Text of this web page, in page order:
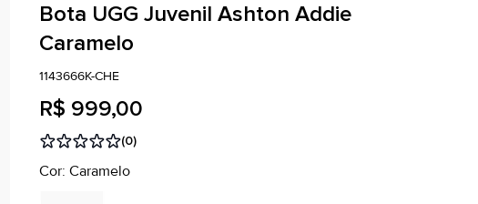
Bota UGG Juvenil Ashton Addie
Caramelo
1143666K-CHE
R$ 999,00
(0)
Cor: Caramelo